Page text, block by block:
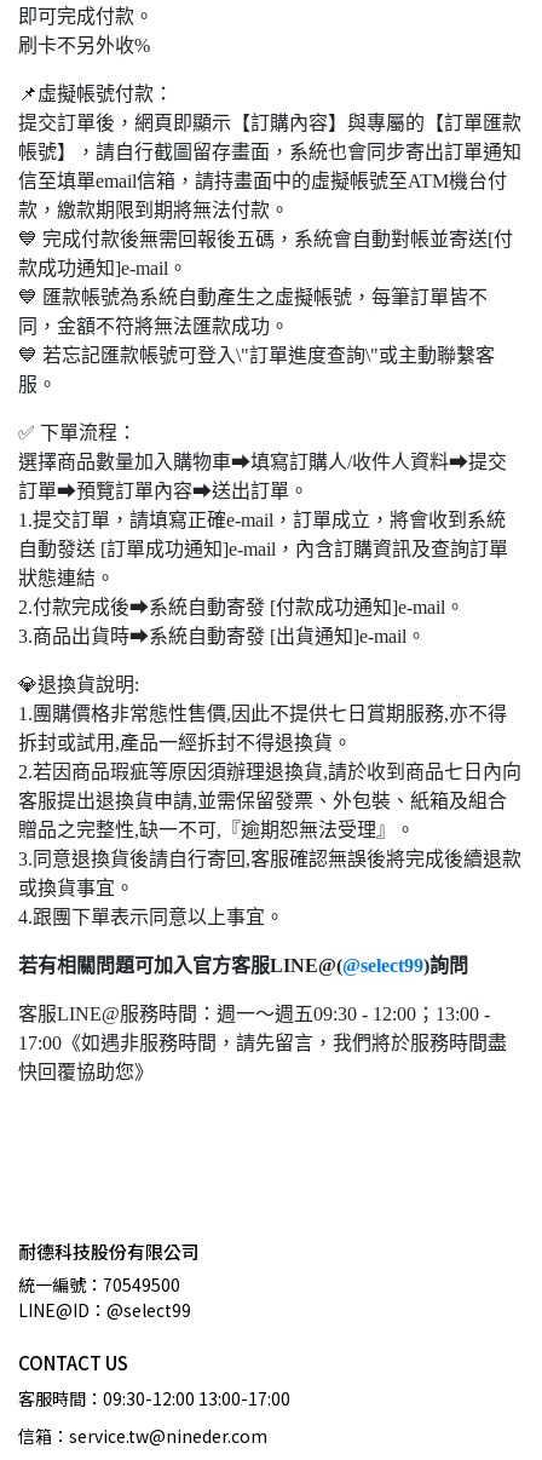
即可完成付款。
刷卡不另外收%
📌虛擬帳號付款：
提交訂單後，網頁即顯示【訂購內容】與專屬的【訂單匯款
帳號】，請自行截圖留存畫面，系統也會同步寄出訂單通知
信至填單email信箱，請持畫面中的虛擬帳號至ATM機台付
款，繳款期限到期將無法付款。
💙 完成付款後無需回報後五碼，系統會自動對帳並寄送[付
款成功通知]e-mail。
💙 匯款帳號為系統自動產生之虛擬帳號，每筆訂單皆不
同，金額不符將無法匯款成功。
💙 若忘記匯款帳號可登入\"訂單進度查詢\"或主動聯繫客
服。
✅ 下單流程：
選擇商品數量加入購物車➡填寫訂購人/收件人資料➡提交
訂單➡預覽訂單內容➡送出訂單。
1.提交訂單，請填寫正確e-mail，訂單成立，將會收到系統
自動發送 [訂單成功通知]e-mail，內含訂購資訊及查詢訂單
狀態連結。
2.付款完成後➡系統自動寄發 [付款成功通知]e-mail。
3.商品出貨時➡系統自動寄發 [出貨通知]e-mail。
💎退換貨說明:
1.團購價格非常態性售價,因此不提供七日賞期服務,亦不得
拆封或試用,產品一經拆封不得退換貨。
2.若因商品瑕疵等原因須辦理退換貨,請於收到商品七日內向
客服提出退換貨申請,並需保留發票、外包裝、紙箱及組合
贈品之完整性,缺一不可,『逾期恕無法受理』。
3.同意退換貨後請自行寄回,客服確認無誤後將完成後續退款
或換貨事宜。
4.跟團下單表示同意以上事宜。
若有相關問題可加入官方客服LINE@(@select99)詢問
客服LINE@服務時間：週一～週五09:30 - 12:00；13:00 -
17:00《如遇非服務時間，請先留言，我們將於服務時間盡
快回覆協助您》
耐德科技股份有限公司
統一編號：70549500
LINE@ID：@select99
CONTACT US
客服時間：09:30-12:00 13:00-17:00
信箱：service.tw@nineder.com